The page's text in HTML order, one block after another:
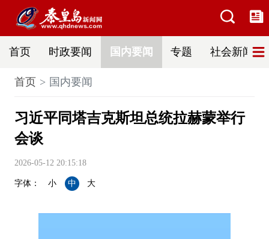
首页 时政要闻 国内要闻 专题 社会新闻
首页 国内要闻
习近平同塔吉克斯坦总统拉赫蒙举行
会谈
2026-05-12 20:15:18
字体： 小 中 大